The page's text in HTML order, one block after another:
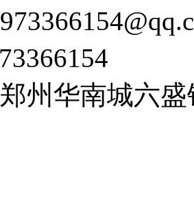
州华南城六